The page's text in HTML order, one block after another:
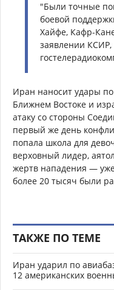
"Были точные
боевой
Хайфе, Кафр-
заявлении КСИР,
Иран наносит удары
Ближнем Востоке и
атаку со стороны
первый же день
попала школа для
верховный лидер,
жертв нападения —
более 20 тысяч были
ТАКЖЕ ПО ТЕМЕ
Иран ударил по
12 американских